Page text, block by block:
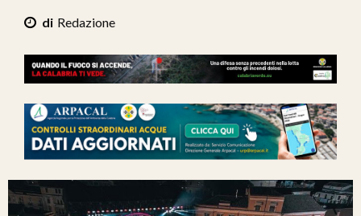
Redazione